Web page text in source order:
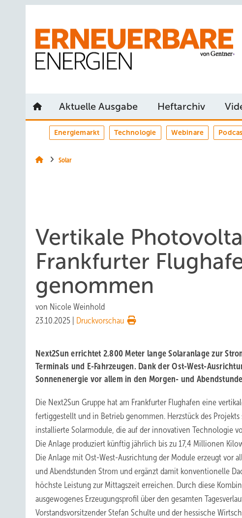
Aktuelle Ausgabe Heftarchiv
Energiemarkt Technologie Webinare
Solar
Vertikale
Frankfurter
genommen
von Nicole Weinhold
23.10.2025
Druckvorschau
Next2Sun errichtet 2.800 Meter lange Solaranlage zur
Terminals und E-Fahrzeugen. Dank der Ost-West-
Sonnenenergie vor allem in den Morgen- und
Die Next2Sun Gruppe hat am Frankfurter Flughafen eine
fertiggestellt und in Betrieb genommen. Herzstück des
installierte Solarmodule, die auf der innovativen Technologie
Die Anlage produziert künftig jährlich bis zu 17,4 Millionen
Die Anlage mit Ost-West-Ausrichtung der Module erzeugt vor
und Abendstunden Strom und ergänzt damit konventionelle
höchste Leistung zur Mittagszeit erreichen. Durch diese
ausgewogenes Erzeugungsprofil über den gesamten
Vorstandsvorsitzender Stefan Schulte und der hessische